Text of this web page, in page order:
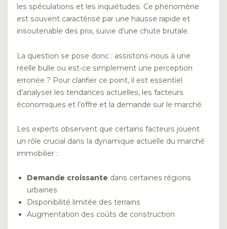
les spéculations et les inquiétudes. Ce phénomène
est souvent caractérisé par une hausse rapide et
insoutenable des prix, suivie d’une chute brutale.
La question se pose donc : assistons-nous à une
réelle bulle ou est-ce simplement une perception
erronée ? Pour clarifier ce point, il est essentiel
d’analyser les tendances actuelles, les facteurs
économiques et l’offre et la demande sur le marché.
Les experts observent que certains facteurs jouent
un rôle crucial dans la dynamique actuelle du marché
immobilier :
Demande croissante dans certaines régions
urbaines
Disponibilité limitée des terrains
Augmentation des coûts de construction